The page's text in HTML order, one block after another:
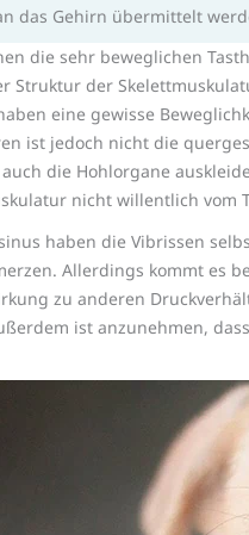
das Gehirn übermittelt
die sehr beweglichen
Struktur der
eine gewisse
ist jedoch nicht die
die Hohlorgane
nicht willentlich vom
haben die Vibrissen
Allerdings kommt es
zu anderen
ist anzunehmen,